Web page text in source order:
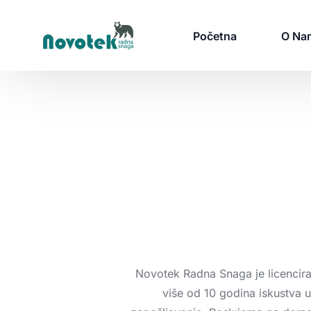
Početna O
Novotek Radna Snaga je
više od 10 godina iskustva u